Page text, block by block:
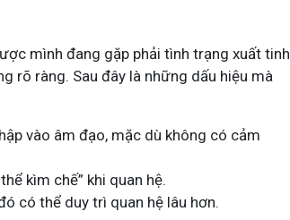
mình đang gặp phải tình trạng xuất tinh
rõ ràng. Sau đây là những dấu hiệu mà
vào âm đạo, mặc dù không có cảm
kìm chế” khi quan hệ.
có thể duy trì quan hệ lâu hơn.
Tham gia nhóm